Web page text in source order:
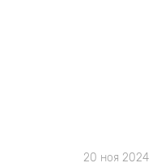
20 ноя 2024